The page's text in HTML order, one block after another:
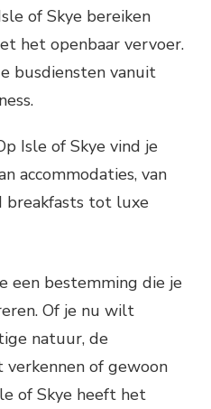
of Skye bereiken
het openbaar vervoer.
busdiensten vanuit
Isle of Skye vind je
accommodaties, van
breakfasts tot luxe
een bestemming die je
Of je nu wilt
natuur, de
of gewoon
of Skye heeft het